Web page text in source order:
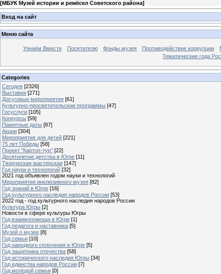
[МБУК Музей истории и ремёсел Советского района]
Вход на сайт
Меню сайта
Узнаём Вместе Посетителю Фонды музея Противодействие коррупции
Тематические года
Categories
Сегодня [2326]
Выставки [271]
Досуговые мероприятия [61]
Культурно-просветительские программы [47]
Госуслуги [105]
Конкурсы [59]
Памятные даты [87]
Акции [304]
Мероприятия для детей [221]
75 лет Победы [58]
Проект "Картоп-тур" [22]
Десятилетие детства в Югре [11]
Творческая мастерская [147]
Год науки и технологий [32]
2021 год объявлен годом науки и технологий
Мероприятия инклюзивного музея [82]
Год знаний в Югре [16]
Год культурного наследия народов России [53]
2022 год - год культурного наследия народов России
Культура Югры [2]
Новости в сфере культуры Югры
Год взаимопомощи в Югре [1]
Год педагога и наставника [5]
Музей о музее [8]
Год семьи [10]
Год народного сплочения в Югре [5]
Год защитника отечества [58]
Год исторического наследия Югры [34]
Год единства народов России [7]
Год молодой семьи [0]